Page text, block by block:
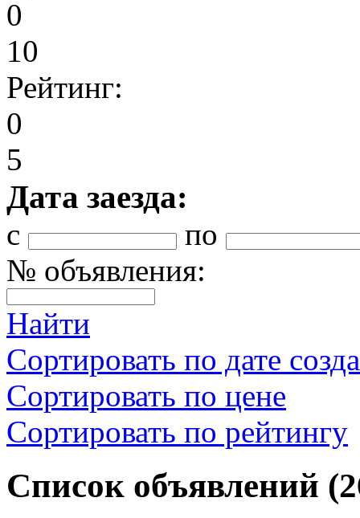
0
10
Рейтинг:
0
5
Дата заезда:
с
по
№ объявления:
Найти
Сортировать по дате
Сортировать по цене
Сортировать по рейтингу
Список объявлений